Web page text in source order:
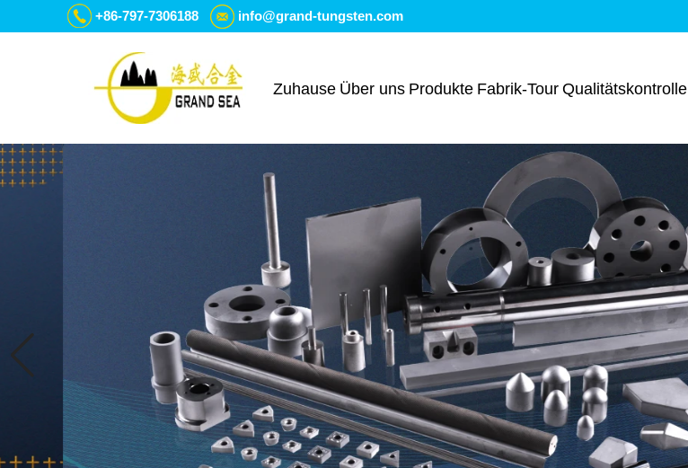
+86-797-7306188 info@grand-tungsten.com
Zuhause Über uns Produkte Fabrik-Tour Qualitätskontrolle